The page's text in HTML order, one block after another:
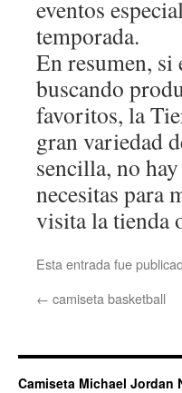
eventos
temporada.
En resumen, si
buscando
favoritos, la
gran variedad
sencilla, no
necesitas para
visita la tienda
Esta entrada fue
← camiseta basketball
Camiseta Michael Jordan